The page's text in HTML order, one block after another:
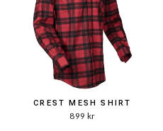
CREST MESH SHIRT
899 kr